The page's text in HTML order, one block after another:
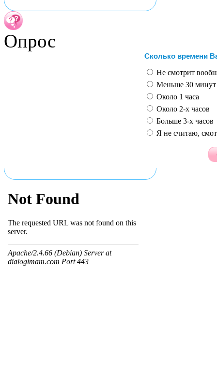
Опрос
Сколько времени
Варианты
Не смотрит
Меньше 30 минут
Около 1 часа
Около 2-х часов
Больше 3-х часов
Я не считаю,